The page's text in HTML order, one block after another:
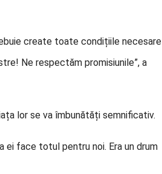
create toate condițiile necesare
Ne respectăm promisiunile”, a
lor se va îmbunătăți semnificativ.
ei face totul pentru noi. Era un drum